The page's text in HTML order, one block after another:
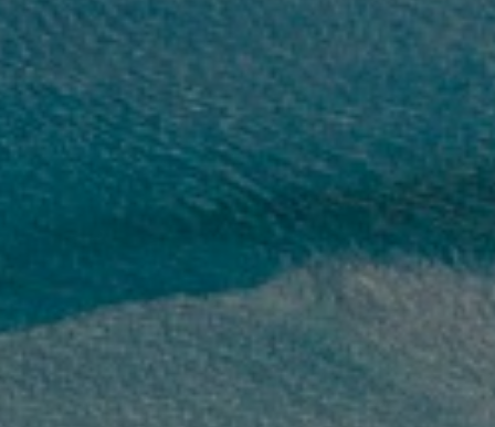
🆕Rachat & Dépôt vente
🆕Cote Argus
Actualités
05 46 45 07 73
amr-jetshop@orange.fr